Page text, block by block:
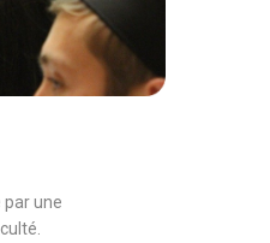
une